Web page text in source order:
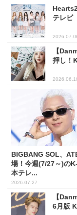
テレビ
【
押し！
BIGBANG SOL、
場！今週(7/27～)の
本テレ...
2026.07.27
【
6月版